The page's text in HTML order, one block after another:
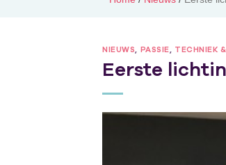
NIEUWS PASSIE TECHNIEK
Eerste